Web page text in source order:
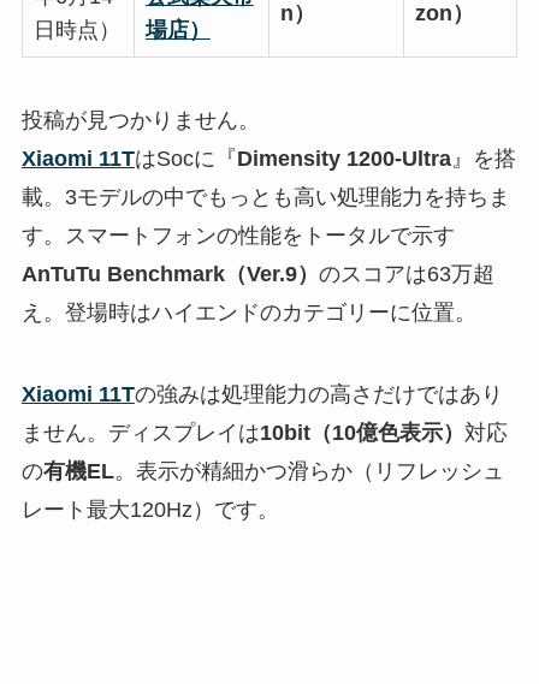
日時点）
場店）
n） zon）
投稿が見つかりません。
Xiaomi 11TはSocに『Dimensity 1200-Ultra』を搭
載。3モデルの中でもっとも高い処理能力を持ちま
す。スマートフォンの性能をトータルで示す
AnTuTu Benchmark（Ver.9） のスコアは63万超
え。登場時はハイエンドのカテゴリーに位置。
Xiaomi 11Tの強みは処理能力の高さだけではあり
ません。ディスプレイは10bit（10億色表示） 対応
の有機EL。表示が精細かつ滑らか（リフレッシュ
レート最大120Hz）です。